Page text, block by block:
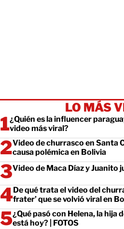
LO MÁS
¿Quién es la influencer
video más viral?
Video de churrasco en Santa
causa polémica en Bolivia
Video de Maca Díaz y Juanito
De qué trata el video del
frater’ que se volvió viral en
¿Qué pasó con Helena, la hija
está hoy? | FOTOS